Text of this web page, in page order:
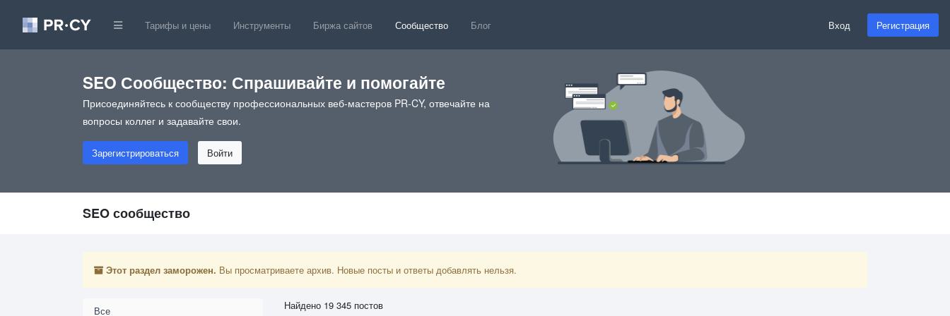
Тарифы и цены Инструменты Биржа сайтов Сообщество Блог Вход Регистрация
SEO Сообщество: Спрашивайте и помогайте
Присоединяйтесь к сообществу профессиональных веб-мастеров PR-CY, отвечайте на
вопросы коллег и задавайте свои.
Зарегистрироваться Войти
SEO сообщество
Этот раздел заморожен. Вы просматриваете архив. Новые посты и ответы добавлять нельзя.
Все Найдено 19 345 постов